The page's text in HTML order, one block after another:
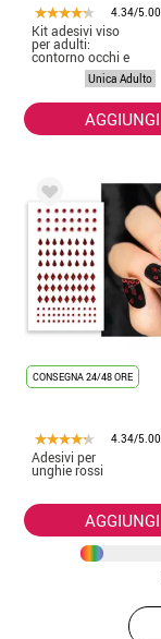
4.34/5.00
Kit adesivi viso
per adulti:
contorno occhi e
unghie ragnatela
Unica Adulto
AGGIUNGI
CONSEGNA 24/48 ORE
4.34/5.00
Adesivi per
unghie rossi
AGGIUNGI